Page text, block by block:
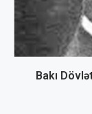
Bakı